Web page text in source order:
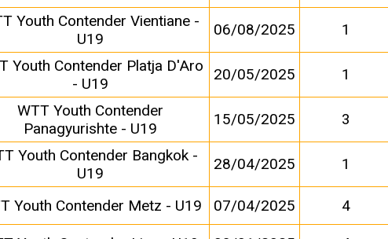
Youth Contender Vientiane -
U19
06/08/2025
1
Youth Contender Platja D'Aro
- U19
20/05/2025
1
WTT Youth Contender
Panagyurishte - U19
15/05/2025
3
Youth Contender Bangkok -
U19
28/04/2025 1
Youth Contender Metz - U19 07/04/2025 4